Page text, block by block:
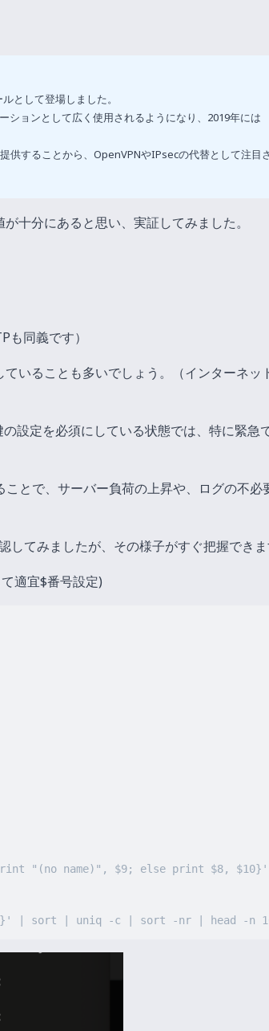
として登場しました。
ションとして広く使用されるようになり、2019年には
供することから、OpenVPNやIPsecの代替として注目
十分にあると思い、実証してみました。
同義です）
いることも多いでしょう。（インターネッ
設定を必須にしている状態では、特に緊急
とで、サーバー負荷の上昇や、ログの不必
てみましたが、その様子がすぐ把握でき
適宜$番号設定)
"(no name)", $9; else print $8,
| sort | uniq -c | sort -nr | head -n